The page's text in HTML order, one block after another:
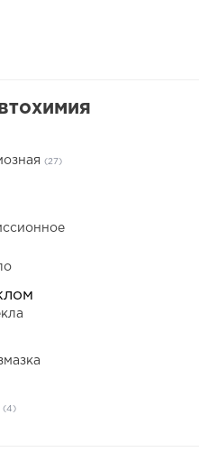
(27)
(4)